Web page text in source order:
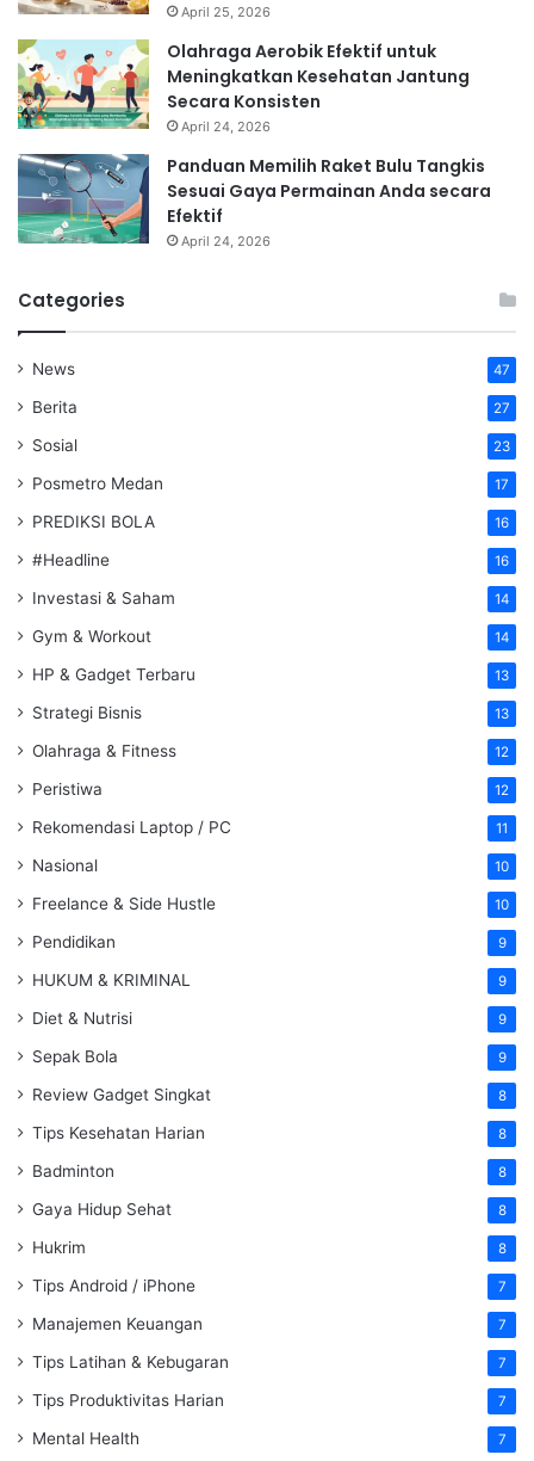
April 25, 2026
Olahraga Aerobik Efektif untuk
Meningkatkan Kesehatan Jantung
Secara Konsisten
April 24, 2026
Panduan Memilih Raket Bulu Tangkis
Sesuai Gaya Permainan Anda secara
Efektif
April 24, 2026
Categories
News 47
Berita 27
Sosial 23
Posmetro Medan 17
PREDIKSI BOLA 16
#Headline 16
Investasi & Saham 14
Gym & Workout 14
HP & Gadget Terbaru 13
Strategi Bisnis 13
Olahraga & Fitness 12
Peristiwa 12
Rekomendasi Laptop / PC 11
Nasional 10
Freelance & Side Hustle 10
Pendidikan 9
HUKUM & KRIMINAL 9
Diet & Nutrisi 9
Sepak Bola 9
Review Gadget Singkat 8
Tips Kesehatan Harian 8
Badminton 8
Gaya Hidup Sehat 8
Hukrim 8
Tips Android / iPhone 7
Manajemen Keuangan 7
Tips Latihan & Kebugaran 7
Tips Produktivitas Harian 7
Mental Health 7